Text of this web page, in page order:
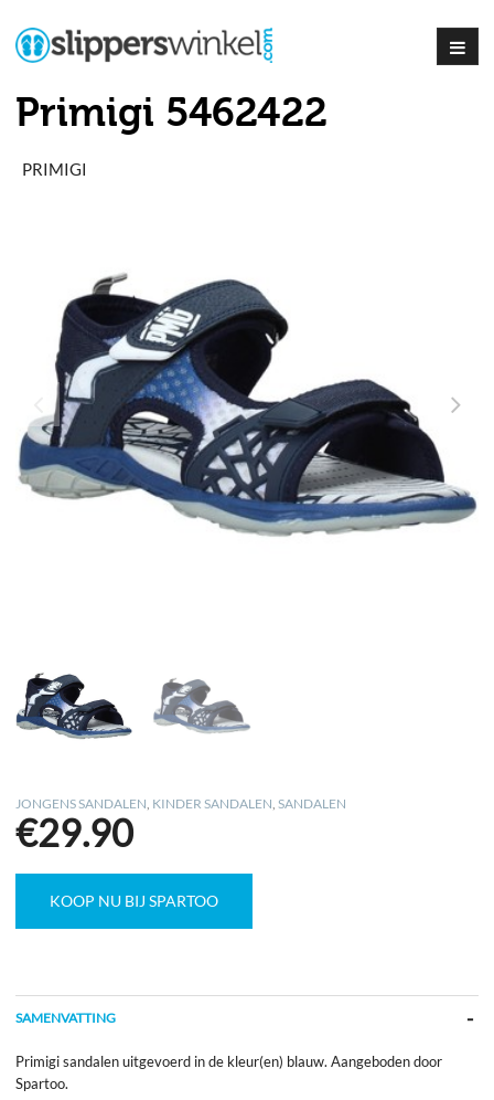
Primigi 5462422
PRIMIGI
JONGENS SANDALEN KINDER SANDALEN ,SANDALEN
€29.90
KOOP NU BIJ SPARTOO
SAMENVATTING
Primigi sandalen uitgevoerd in de kleur(en) blauw. Aangeboden door
Spartoo.